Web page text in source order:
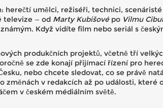
herečtí umělci, režiséři, technici,
televize — od Marty Kubišovépo Vilmu
Když vidíte film nebo seriál s
produkčních projektů, včetně tří
se zde konají přijímací řízení pro
nebo chcete sledovat, co se právě
změnách v redakcích až po události,
v českém médiálním světě.